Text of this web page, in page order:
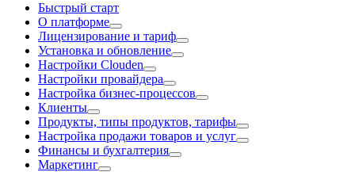
Быстрый старт
О платформе
Лицензирование и тариф
Установка и обновление
Настройки Clouden
Настройки провайдера
Настройка бизнес-процессов
Клиенты
Продукты, типы продуктов, тарифы
Настройка продажи товаров и услуг
Финансы и бухгалтерия
Маркетинг